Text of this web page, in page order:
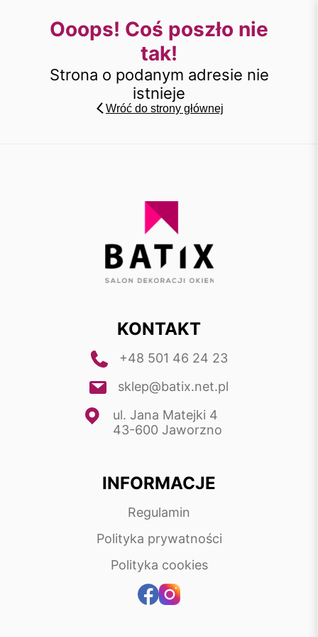
Ooops! Coś poszło nie
tak!
Strona o podanym adresie nie
istnieje
Wróć do strony głównej
KONTAKT
+48 501 46 24 23
sklep@batix.net.pl
ul. Jana Matejki 4
43-600 Jaworzno
INFORMACJE
Regulamin
Polityka prywatności
Polityka cookies